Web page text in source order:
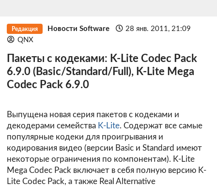
Редакция Новости Software
28 янв. 2011, 21:09
QNX
Пакеты с кодеками: K-Lite Codec Pack
6.9.0 (Basic/Standard/Full), K-Lite Mega
Codec Pack 6.9.0
Выпущена новая серия пакетов с кодеками и
декодерами семейства K-Lite. Содержат все самые
популярные кодеки для проигрывания и
кодирования видео (версии Basic и Standard имеют
некоторые ограничения по компонентам). K-Lite
Mega Codec Pack включает в себя полную версию K-
Lite Codec Pack, а также Real Alternative